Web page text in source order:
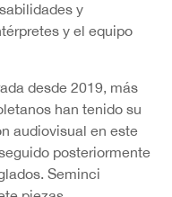
y
y el equipo
desde 2019, más
han tenido su
audiovisual en este
posteriormente
Seminci